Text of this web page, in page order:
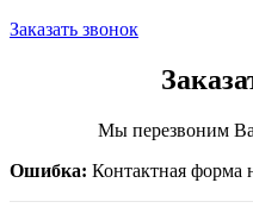
Заказать звонок
Мы перезвоним
Ошибка: Контактная форма